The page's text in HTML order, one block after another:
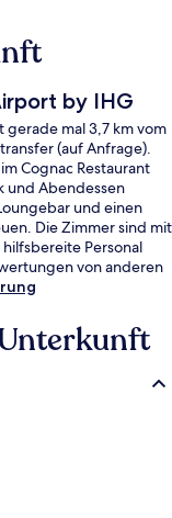
by IHG
gerade mal 3,7 km vom
(auf Anfrage).
Cognac Restaurant
und Abendessen
und einen
Die Zimmer sind mit
Personal
von anderen